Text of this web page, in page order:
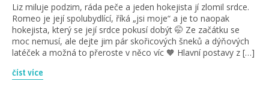
Liz miluje podzim, ráda peče a jeden hokejista jí zlomil srdce.
Romeo je její spolubydlící, říká „jsi moje“ a je to naopak
hokejista, který se její srdce pokusí dobýt 🤭 Ze začátku se
moc nemusí, ale dejte jim pár skořicových šneků a dýňových
latéček a možná to přeroste v něco víc 🧡 Hlavní postavy z […]
číst více